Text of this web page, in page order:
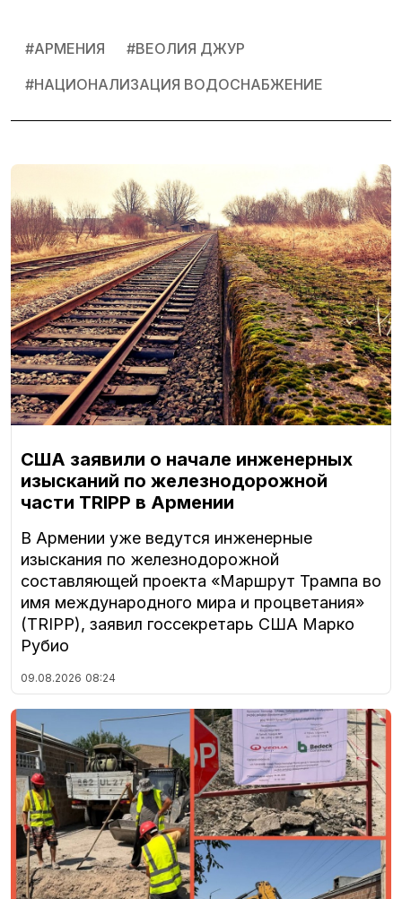
#АРМЕНИЯ #ВЕОЛИЯ ДЖУР
#НАЦИОНАЛИЗАЦИЯ ВОДОСНАБЖЕНИЕ
США заявили о начале инженерных
изысканий по железнодорожной
части TRIPP в Армении
В Армении уже ведутся инженерные
изыскания по железнодорожной
составляющей проекта «Маршрут Трампа во
имя международного мира и процветания»
(TRIPP), заявил госсекретарь США Марко
Рубио
09.08.2026 08:24